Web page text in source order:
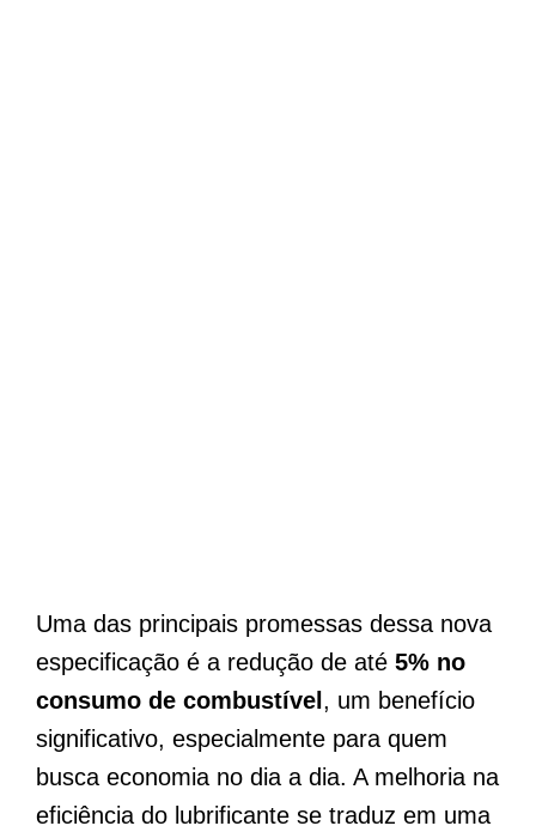
Uma das principais promessas dessa nova
especificação é a redução de até 5% no
consumo de combustível , um benefício
significativo, especialmente para quem
busca economia no dia a dia. A melhoria na
eficiência do lubrificante se traduz em uma